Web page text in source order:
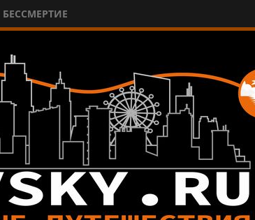
БЕССМЕРТИЕ